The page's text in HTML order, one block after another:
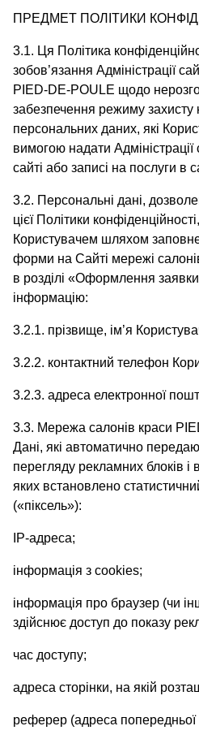
ПРЕДМЕТ ПОЛІТИКИ
3.1. Ця Політика
зобов’язання Адміністрації
PIED-DE-POULE щодо
забезпечення режиму захисту
персональних даних, які
вимогою надати Адміністрації
сайті або записі на послуги в
3.2. Персональні дані,
цієї Політики
Користувачем шляхом
форми на Сайті мережі
в розділі «Оформлення
інформацію:
3.2.1. прізвище, ім’я
3.2.2. контактний телефон
3.2.3. адреса електронної
3.3. Мережа салонів краси
Дані, які автоматично
перегляду рекламних блоків і
яких встановлено
(«піксель»):
IP-адреса;
інформація з cookies;
інформація про браузер (чи
здійснює доступ до показу
час доступу;
адреса сторінки, на якій
реферер (адреса попередньої